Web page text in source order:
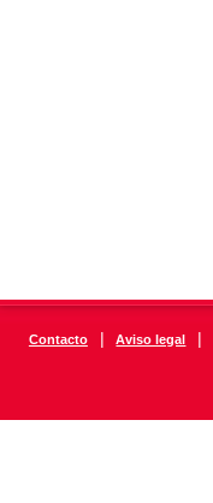
Contacto | Aviso legal |